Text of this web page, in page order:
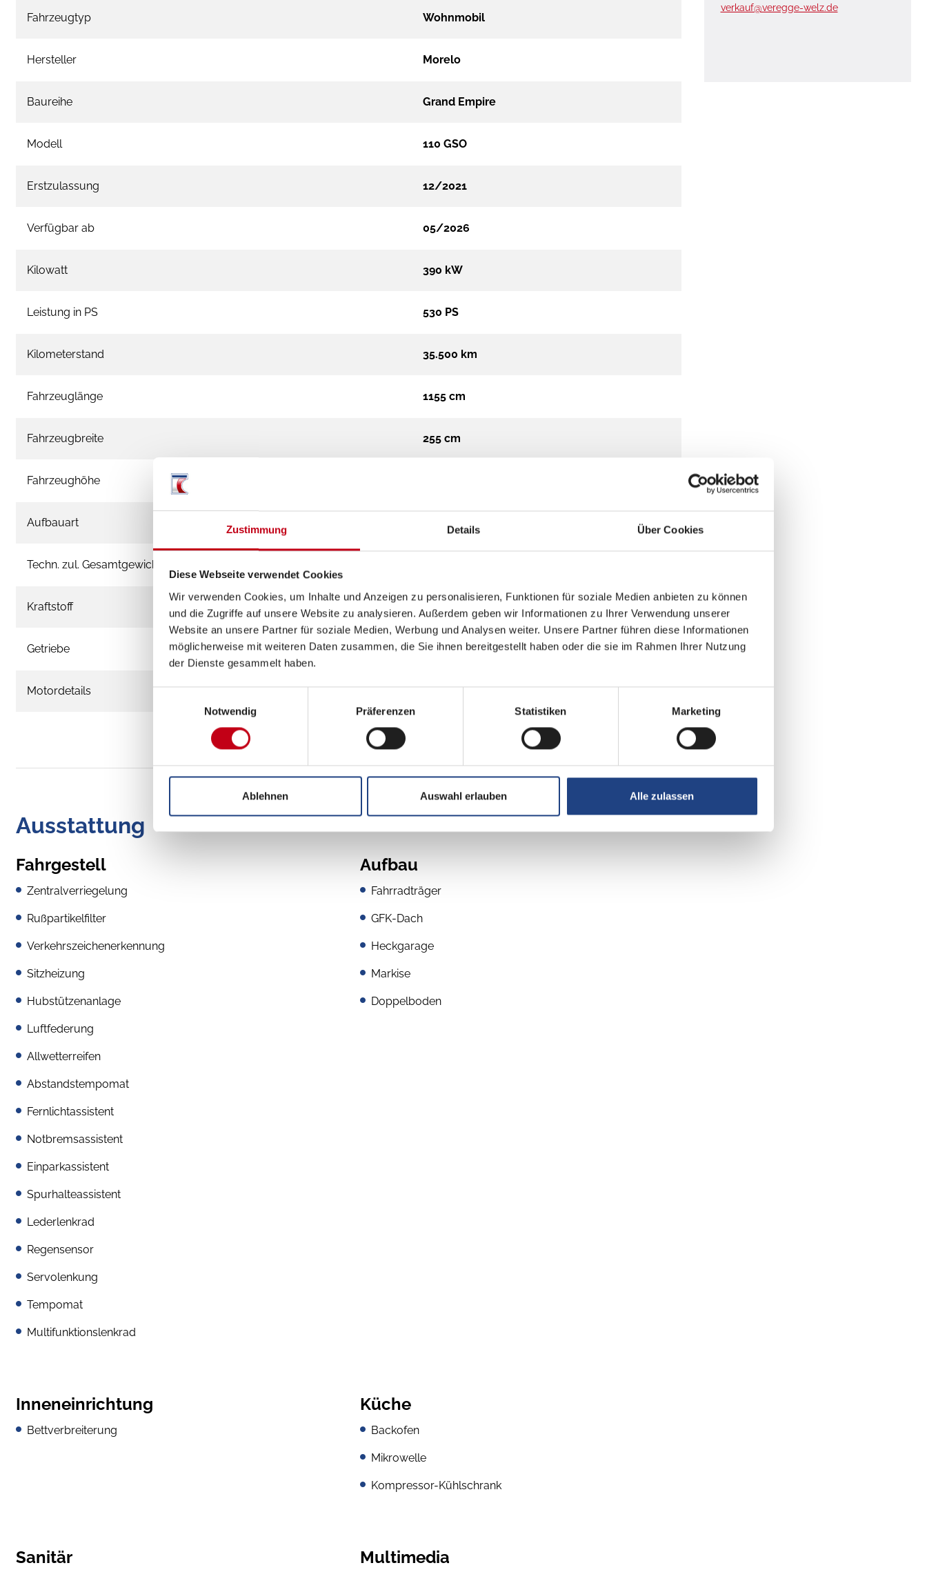
Zustimmung Details Über Cookies
Diese Webseite verwendet Cookies
Wir verwenden Cookies, um Inhalte und Anzeigen zu personalisieren, Funktionen für soziale Medien anbieten zu können
und die Zugriffe auf unsere Website zu analysieren. Außerdem geben wir Informationen zu Ihrer Verwendung unserer
Website an unsere Partner für soziale Medien, Werbung und Analysen weiter. Unsere Partner führen diese Informationen
möglicherweise mit weiteren Daten zusammen, die Sie ihnen bereitgestellt haben oder die sie im Rahmen Ihrer Nutzung
der Dienste gesammelt haben.
Notwendig
Präferenzen Statistiken Marketing
Ablehnen Auswahl erlauben Alle zulassen
verkauf@veregge-welz.de
Fahrzeugtyp Wohnmobil
Hersteller Morelo
Baureihe Grand Empire
Modell 110 GSO
Erstzulassung 12/2021
Verfügbar ab 05/2026
Kilowatt 390 kW
Leistung in PS 530 PS
Kilometerstand 35.500 km
Fahrzeuglänge 1155 cm
Fahrzeugbreite 255 cm
Fahrzeughöhe
Aufbauart Integriert
Techn. zul. Gesamtgewicht
Kraftstoff Diesel
Getriebe Automatik
Motordetails 12,8 l 6 Zylinder
Ausstattung
Fahrgestell
Zentralverriegelung
Rußpartikelfilter
Verkehrszeichenerkennung
Sitzheizung
Hubstützenanlage
Luftfederung
Allwetterreifen
Abstandstempomat
Fernlichtassistent
Notbremsassistent
Einparkassistent
Spurhalteassistent
Lederlenkrad
Regensensor
Servolenkung
Tempomat
Multifunktionslenkrad
Aufbau
Fahrradträger
GFK-Dach
Heckgarage
Markise
Doppelboden
Inneneinrichtung
Bettverbreiterung
Küche
Backofen
Mikrowelle
Kompressor-Kühlschrank
Sanitär Multimedia